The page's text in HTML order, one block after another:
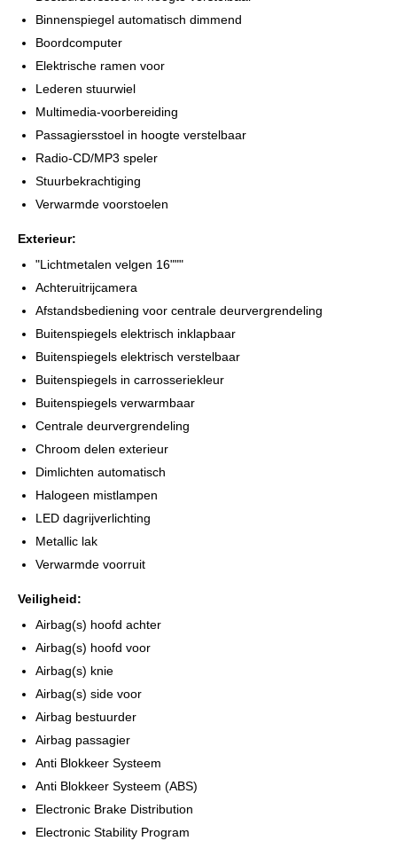
Binnenspiegel automatisch dimmend
Boordcomputer
Elektrische ramen voor
Lederen stuurwiel
Multimedia-voorbereiding
Passagiersstoel in hoogte verstelbaar
Radio-CD/MP3 speler
Stuurbekrachtiging
Verwarmde voorstoelen
Exterieur:
"Lichtmetalen velgen 16"""
Achteruitrijcamera
Afstandsbediening voor centrale deurvergrendeling
Buitenspiegels elektrisch inklapbaar
Buitenspiegels elektrisch verstelbaar
Buitenspiegels in carrosseriekleur
Buitenspiegels verwarmbaar
Centrale deurvergrendeling
Chroom delen exterieur
Dimlichten automatisch
Halogeen mistlampen
LED dagrijverlichting
Metallic lak
Verwarmde voorruit
Veiligheid:
Airbag(s) hoofd achter
Airbag(s) hoofd voor
Airbag(s) knie
Airbag(s) side voor
Airbag bestuurder
Airbag passagier
Anti Blokkeer Systeem
Anti Blokkeer Systeem (ABS)
Electronic Brake Distribution
Electronic Stability Program